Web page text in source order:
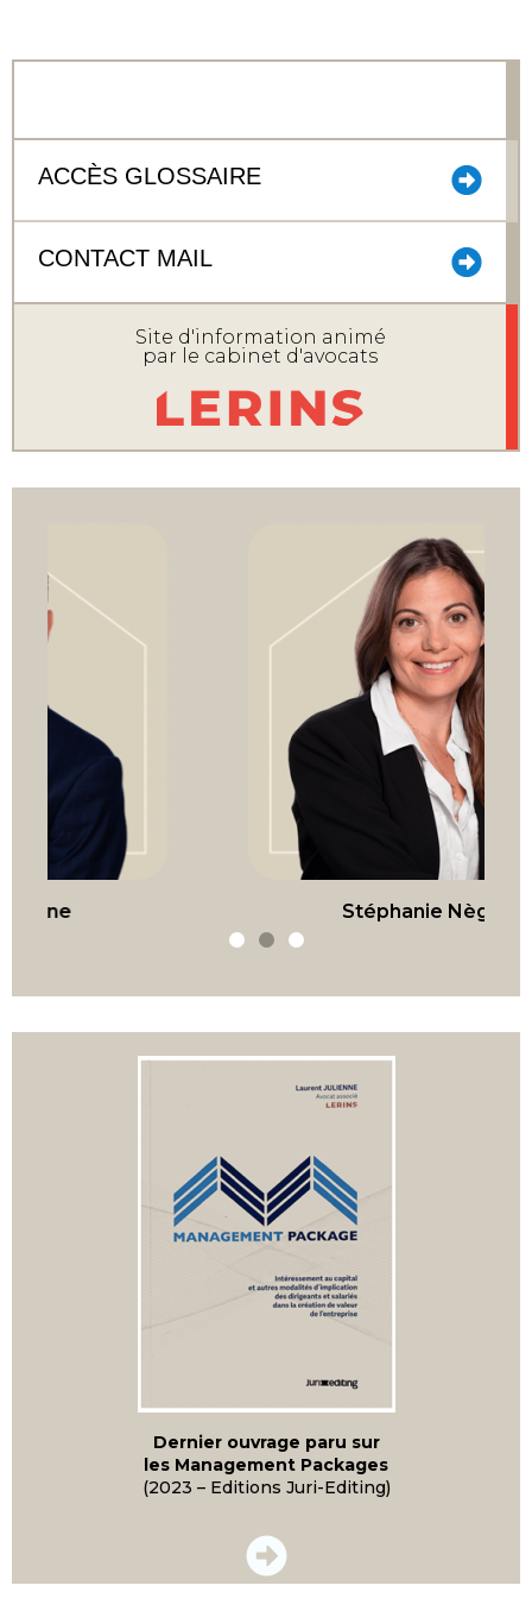
ACCÈS GLOSSAIRE
CONTACT MAIL
Site d'information animé
par le cabinet d'avocats
Stéphanie Nègre
Dernier ouvrage paru sur
les Management Packages
(2023 – Editions Juri-Editing)